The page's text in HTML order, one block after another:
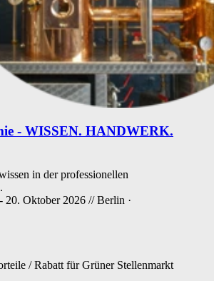
- WISSEN. HANDWERK.
in der professionellen
20. Oktober 2026 // Berlin ·
/ Rabatt für Grüner Stellenmarkt